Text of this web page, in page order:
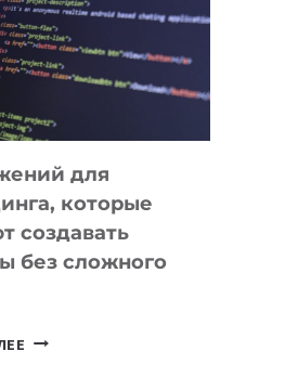
ИНСТРУМЕНТОВ
ДЛЯ
РАБОТЫ
для
которые
создавать
без сложного